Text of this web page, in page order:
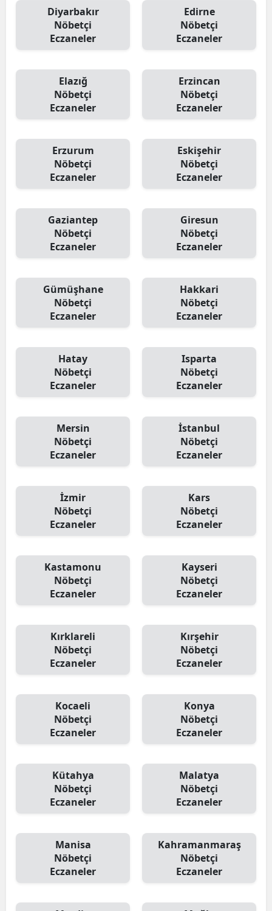
Diyarbakır
Nöbetçi
Eczaneler
Edirne
Nöbetçi
Eczaneler
Elazığ
Nöbetçi
Eczaneler
Erzincan
Nöbetçi
Eczaneler
Erzurum
Nöbetçi
Eczaneler
Eskişehir
Nöbetçi
Eczaneler
Gaziantep
Nöbetçi
Eczaneler
Giresun
Nöbetçi
Eczaneler
Gümüşhane
Nöbetçi
Eczaneler
Hakkari
Nöbetçi
Eczaneler
Hatay
Nöbetçi
Eczaneler
Isparta
Nöbetçi
Eczaneler
Mersin
Nöbetçi
Eczaneler
İstanbul
Nöbetçi
Eczaneler
İzmir
Nöbetçi
Eczaneler
Kars
Nöbetçi
Eczaneler
Kastamonu
Nöbetçi
Eczaneler
Kayseri
Nöbetçi
Eczaneler
Kırklareli
Nöbetçi
Eczaneler
Kırşehir
Nöbetçi
Eczaneler
Kocaeli
Nöbetçi
Eczaneler
Konya
Nöbetçi
Eczaneler
Kütahya
Nöbetçi
Eczaneler
Malatya
Nöbetçi
Eczaneler
Manisa
Nöbetçi
Eczaneler
Kahramanmaraş
Nöbetçi
Eczaneler